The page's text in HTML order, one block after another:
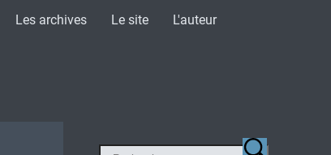
Les archives Le site L'auteur